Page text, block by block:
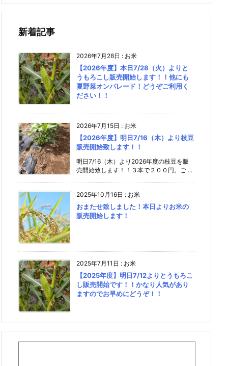
新着記事
2026年7月28日 : お米
【2026年度】本日7/28（火）よりと
うもろこし販売開始します！！他にも
夏野菜オンパレード！どうぞご利用く
ださい！！
2026年7月15日 : お米
【2026年度】明日7/16（木）より枝豆
販売開始致します！！
明日7/16（木）より2026年度の枝豆を販
売開始致します！！３本で２００円。ご ...
2025年10月16日 : お米
おまたせ致しました！本日よりお米の
販売開始します！
2025年7月11日 : お米
【2025年度】明日7/12よりとうもろこ
し販売開始です！！かなり人気があり
ますのでお早めにどうぞ！！